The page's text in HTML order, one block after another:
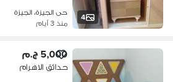
4
حى الجيزة، الجيزة
منذ 3 أيام
5,000 ج.م
حدائق الاهرام